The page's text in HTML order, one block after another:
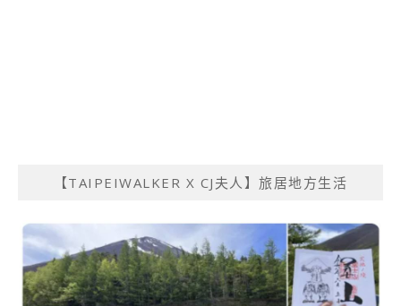
【TAIPEIWALKER X CJ夫人】旅居地方生活